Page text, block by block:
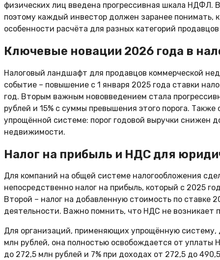
физических лиц введена прогрессивная шкала НДФЛ.
поэтому каждый инвестор должен заранее понимать,
особенности расчёта для разных категорий
Ключевые новации 2026 года в
Налоговый ландшафт для продавцов коммерческой
событие – повышение с 1 января 2025 года ставки
год. Вторым важным нововведением стала
рублей и 15% с суммы превышения этого порога.
упрощённой системе: порог годовой выручки снижен
недвижимости.
Налог на прибыль и НДС для
Для компаний на общей системе налогообложения
непосредственно налог на прибыль, который с 2025
Второй – налог на добавленную стоимость по ставке
деятельности. Важно помнить, что НДС не возникает
Для организаций, применяющих упрощённую
млн рублей, она полностью освобождается от
до 272,5 млн рублей и 7% при доходах от 272,5 до